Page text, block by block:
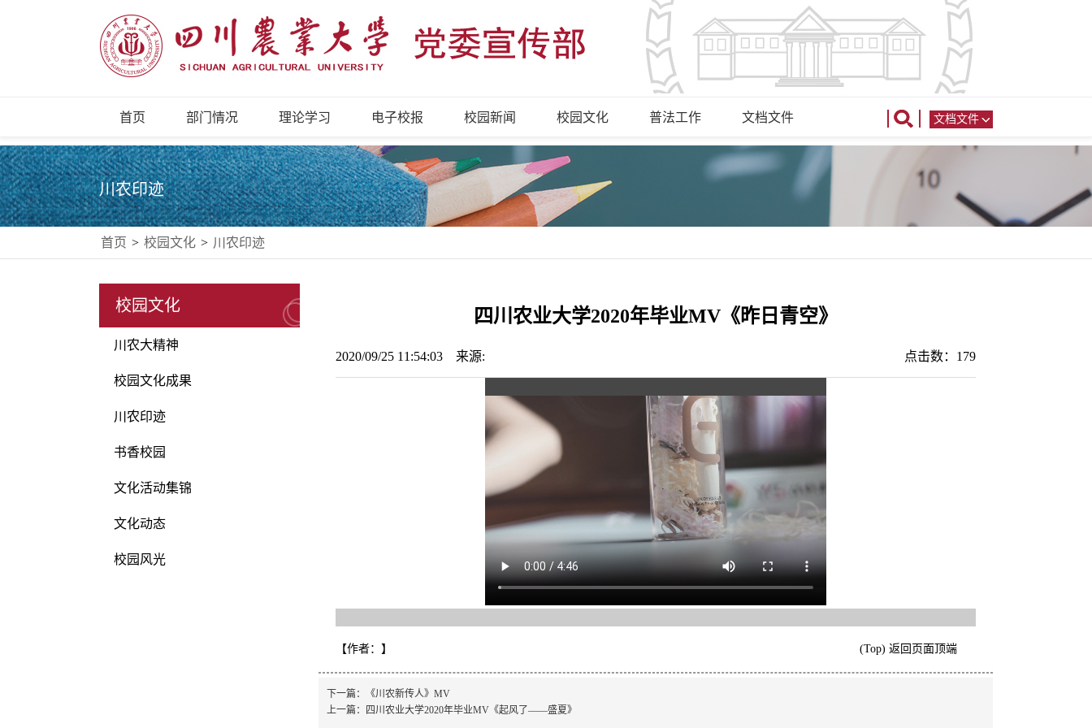
首页 部门情况 理论学习 电子校报 校园新闻 校园文化 普法工作 文档文件 文档文件
川农印迹
首页 > 校园文化 > 川农印迹
校园文化
川农大精神
校园文化成果
川农印迹
书香校园
文化活动集锦
文化动态
校园风光
四川农业大学2020年毕业MV《昨日青空》
点击数： 179
2020/09/25 11:54:03 来源:
【作者： 】 (Top) 返回页面顶端
下一篇：
《川农新传人》MV
上一篇：
四川农业大学2020年毕业MV《起风了——盛夏》